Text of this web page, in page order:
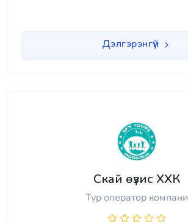
Дэлгэрэнгүй
Скай өүзис ХХК
Тур оператор компани